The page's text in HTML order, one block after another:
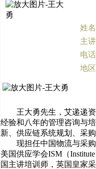
姓
主
电
地
王大勇先生，艾递递资
经验和八年的管理咨询与
新、供应链系统规划、采
现担任中国物流与采购
美国供应学会ISM（
国主讲培训师，英国皇家采